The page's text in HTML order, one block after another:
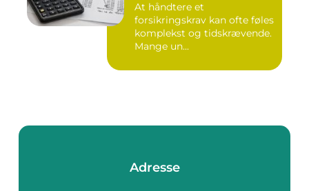
At håndtere et
forsikringskrav kan ofte føles
komplekst og tidskrævende.
Mange un...
Adresse